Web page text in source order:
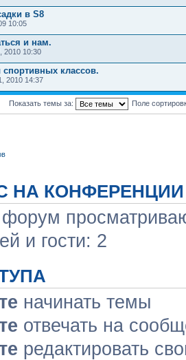
в S8
10:05
и нам.
2010 10:30
классов.
2010 14:37
Показать темы за: Поле
НА КОНФЕРЕНЦИИ
и гости: 2
начинать темы
отвечать на
редактировать